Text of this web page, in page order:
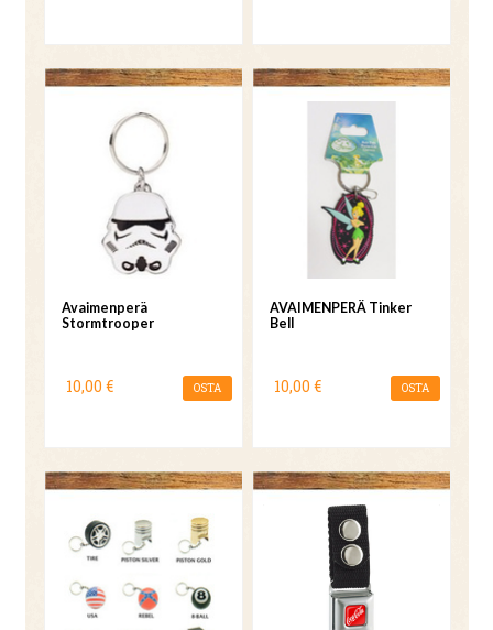
Avaimenperä
Stormtrooper
10,00 € OSTA
AVAIMENPERÄ Tinker
Bell
10,00 € OSTA